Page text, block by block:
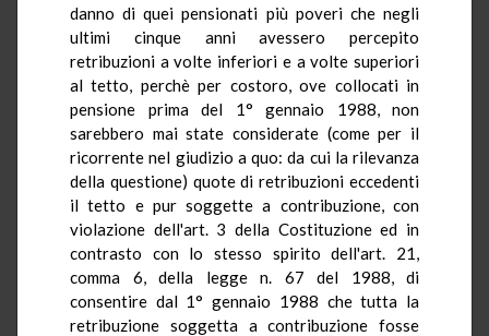
danno di quei pensionati più poveri che negli
ultimi cinque anni avessero percepito
retribuzioni a volte inferiori e a volte superiori
al tetto, perchè per costoro, ove collocati in
pensione prima del 1° gennaio 1988, non
sarebbero mai state considerate (come per il
ricorrente nel giudizio a quo: da cui la rilevanza
della questione) quote di retribuzioni eccedenti
il tetto e pur soggette a contribuzione, con
violazione dell'art. 3 della Costituzione ed in
contrasto con lo stesso spirito dell'art. 21,
comma 6, della legge n. 67 del 1988, di
consentire dal 1° gennaio 1988 che tutta la
retribuzione soggetta a contribuzione fosse